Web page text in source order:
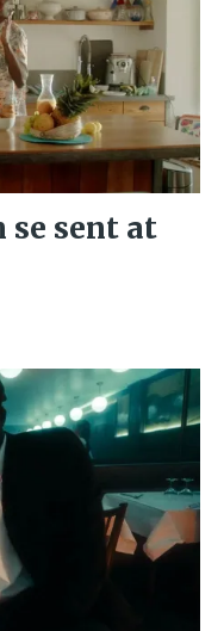
se sent at